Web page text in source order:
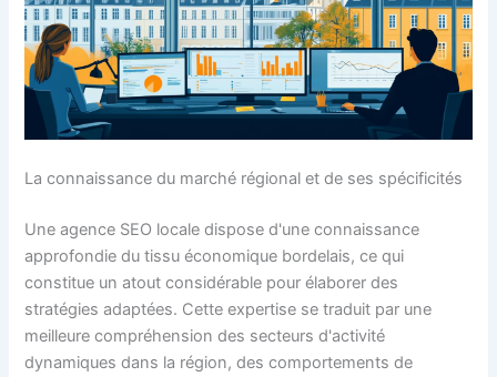
La connaissance du marché régional et de ses spécificités
Une agence SEO locale dispose d'une connaissance
approfondie du tissu économique bordelais, ce qui
constitue un atout considérable pour élaborer des
stratégies adaptées. Cette expertise se traduit par une
meilleure compréhension des secteurs d'activité
dynamiques dans la région, des comportements de